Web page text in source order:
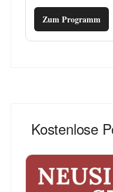
Zum Programm
Kostenlose